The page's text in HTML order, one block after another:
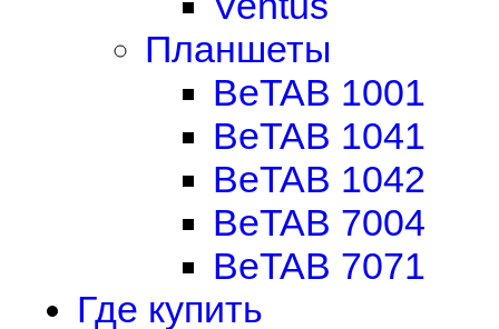
Планшеты
BeTAB 1001
BeTAB 1041
BeTAB 1042
BeTAB 7004
BeTAB 7071
Где купить